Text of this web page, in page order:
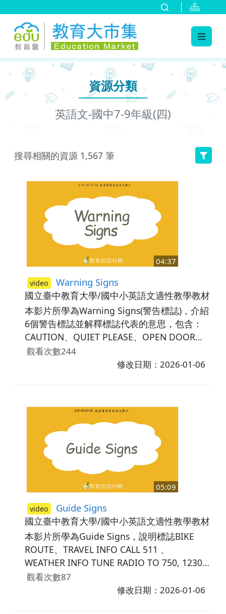
資源分類
英語文-國中7-9年級(四)
搜尋相關的資源 1,567 筆
04:37
video Warning Signs
國立臺中教育大學/國中小英語文適性教學教材研
本影片所學為Warning Signs(警告標誌)，介紹
6個警告標誌並解釋標誌代表的意思，包含：
CAUTION、QUIET PLEASE、OPEN DOOR
WITH CARE、DANGER KEEP OUT、KEEP
HANDS AWAY、WATCH YOUR STEP。以及，
習所學內容。相關議題：安全教育。
觀看次數244
修改日期：2026-01-06
05:09
video Guide Signs
國立臺中教育大學/國中小英語文適性教學教材研
本影片所學為Guide Signs，說明標誌BIKE
ROUTE、TRAVEL INFO CALL 511 、
WEATHER INFO TUNE RADIO TO 750, 1230,
930, 96.3 FM、EMERGENCY DIAL911、REST
AREA、PARKING AREA代表的意思並學習相關
觀看次數87
修改日期：2026-01-06